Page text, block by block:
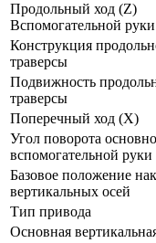
Продольный ход (Z)
Вспомогательной руки
Конструкция
траверсы
Подвижность
траверсы
Поперечный ход (X)
Угол поворота
вспомогательной руки
Базовое положение
вертикальных осей
Тип привода
Основная